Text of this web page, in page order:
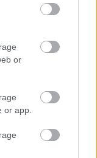
or
or app.
valamennyit
50 másodperc
még, de
ahogy a 100-at
20 kör, ez